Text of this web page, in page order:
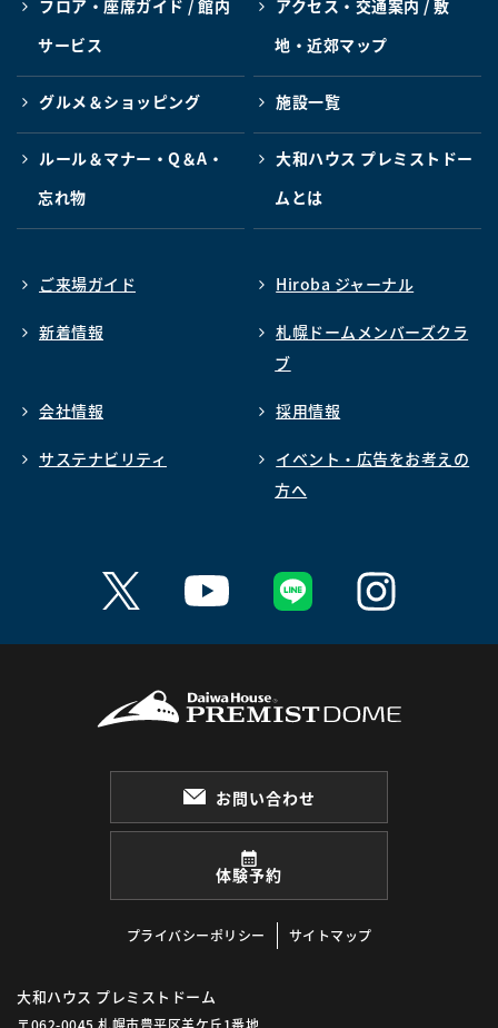
フロア・座席ガイド / 館内
サービス
アクセス・交通案内 / 敷
地・近郊マップ
グルメ＆ショッピング 施設一覧
ルール＆マナー・Q＆A・
忘れ物
大和ハウス プレミストドー
ムとは
ご来場ガイド Hiroba ジャーナル
新着情報
札幌ドームメンバーズクラ
ブ
会社情報 採用情報
サステナビリティ
イベント・広告をお考えの
方へ
お問い合わせ
体験予約
プライバシーポリシー サイトマップ
大和ハウス プレミストドーム
〒062-0045 札幌市豊平区羊ケ丘1番地